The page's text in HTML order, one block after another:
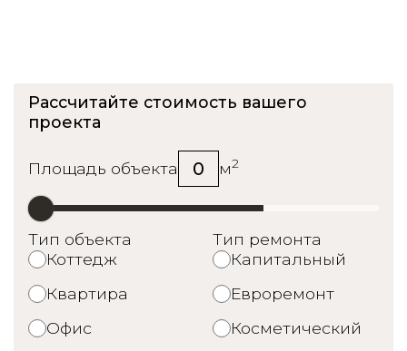
Рассчитайте стоимость вашего
проекта
Площадь объекта 0 м2
Тип объекта
Коттедж
Квартира
Офис
Тип ремонта
Капитальный
Евроремонт
Косметический